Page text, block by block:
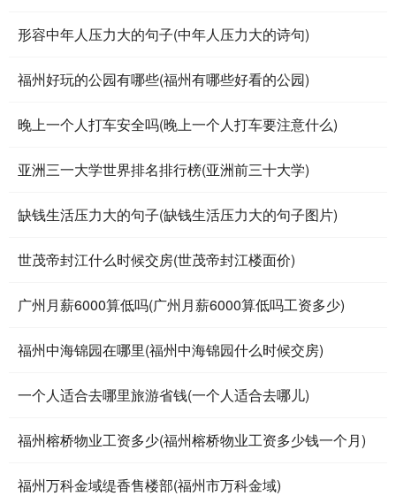
形容中年人压力大的句子(中年人压力大的诗句)
福州好玩的公园有哪些(福州有哪些好看的公园)
晚上一个人打车安全吗(晚上一个人打车要注意什么)
亚洲三一大学世界排名排行榜(亚洲前三十大学)
缺钱生活压力大的句子(缺钱生活压力大的句子图片)
世茂帝封江什么时候交房(世茂帝封江楼面价)
广州月薪6000算低吗(广州月薪6000算低吗工资多少)
福州中海锦园在哪里(福州中海锦园什么时候交房)
一个人适合去哪里旅游省钱(一个人适合去哪儿)
福州榕桥物业工资多少(福州榕桥物业工资多少钱一个月)
福州万科金域缇香售楼部(福州市万科金域)